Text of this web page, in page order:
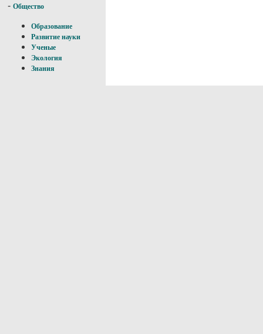
- Общество
Образование
Развитие науки
Ученые
Экология
Знания